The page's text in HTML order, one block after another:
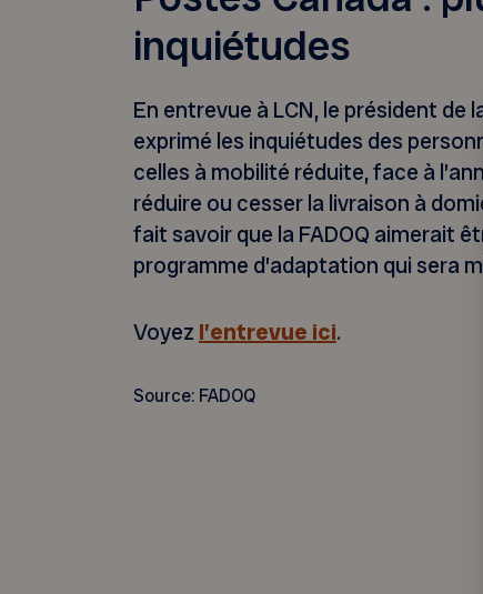
inquiétudes
En entrevue à LCN, le président de
exprimé les inquiétudes des
celles à mobilité réduite, face à
réduire ou cesser la livraison à
fait savoir que la FADOQ aimerait
programme d’adaptation qui sera
Voyez l’entrevue ici.
Source: FADOQ